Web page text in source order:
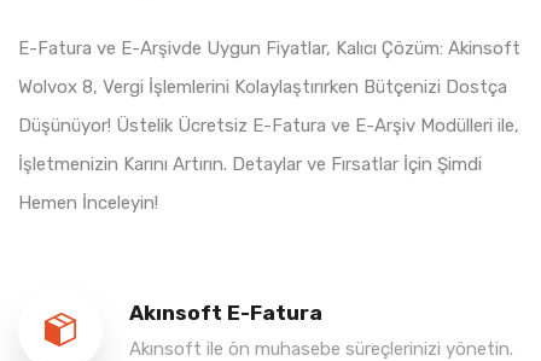
E-Fatura ve E-Arşivde Uygun Fiyatlar, Kalıcı Çözüm: Akinsoft
Wolvox 8, Vergi İşlemlerini Kolaylaştırırken Bütçenizi Dostça
Düşünüyor! Üstelik Ücretsiz E-Fatura ve E-Arşiv Modülleri ile,
İşletmenizin Karını Artırın. Detaylar ve Fırsatlar İçin Şimdi
Hemen İnceleyin!
Akınsoft E-Fatura
Akınsoft ile ön muhasebe süreçlerinizi yönetin.